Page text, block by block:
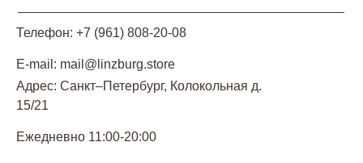
Телефон: +7 (961) 808-20-08
E-mail: mail@linzburg.store
Ежедневно 11:00-20:00
Адрес: Санкт–Петербург, Колокольная д.
15/21